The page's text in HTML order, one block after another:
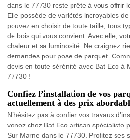
dans le 77730 reste prête à vous offrir
Elle possède de variétés incroyables
pouvez en choisir de toute taille, tous
de bois qui vous convient. Avec elle,
chaleur et sa luminosité. Ne craignez
demandes pour pose de parquet.
devis en toute sérénité avec Bat Eco à
77730 !
Confiez l’installation de vos
actuellement à des prix
N’hésitez pas à confier vos travaux
venez chez Bat Eco artisan spécialiste
Sur Marne dans le 77730. Profitez ses